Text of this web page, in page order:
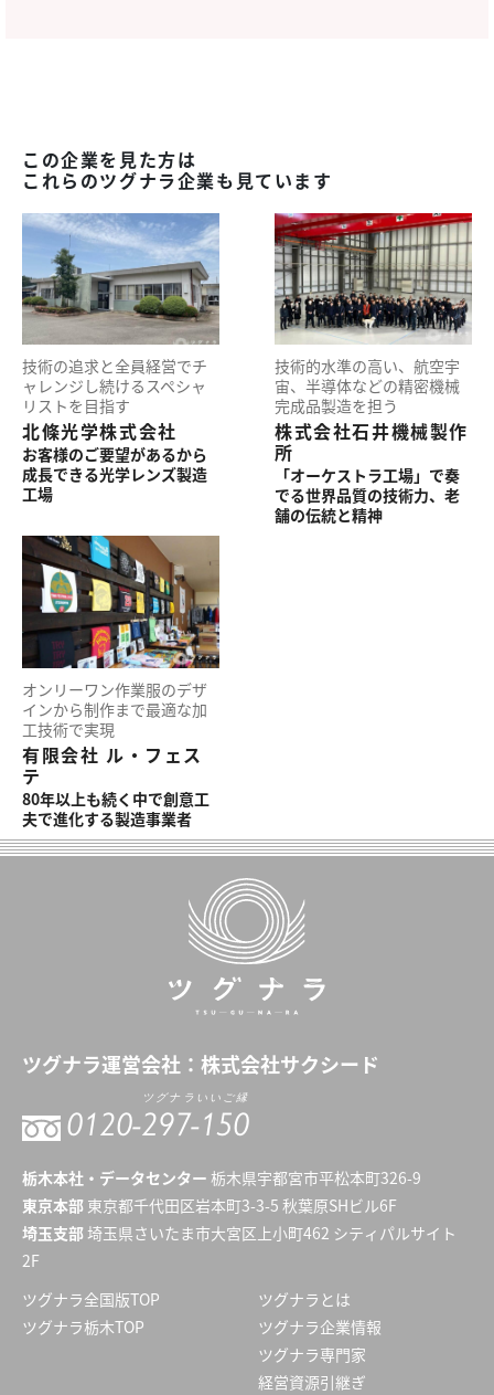
この企業を見た方は
これらのツグナラ企業も見ています
技術の追求と全員経営でチ
ャレンジし続けるスペシャ
リストを目指す
北條光学株式会社
お客様のご要望があるから
成長できる光学レンズ製造
工場
技術的水準の高い、航空宇
宙、半導体などの精密機械
完成品製造を担う
株式会社石井機械製作
所
「オーケストラ工場」で奏
でる世界品質の技術力、老
舗の伝統と精神
オンリーワン作業服のデザ
インから制作まで最適な加
工技術で実現
有限会社 ル・フェス
テ
80年以上も続く中で創意工
夫で進化する製造事業者
ツグナラ運営会社： 株式会社サクシード
0120-297-150
ツグナラいいご縁
栃木本社・データセンター 栃木県宇都宮市平松本町326-9
東京本部 東京都千代田区岩本町3-3-5 秋葉原SHビル6F
埼玉支部 埼玉県さいたま市大宮区上小町462 シティパルサイト
2F
ツグナラ全国版TOP
ツグナラ栃木TOP
ツグナラとは
ツグナラ企業情報
ツグナラ専門家
経営資源引継ぎ